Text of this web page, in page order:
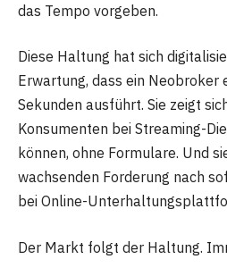
das Tempo vorgeben.
Diese Haltung hat sich
Erwartung, dass ein Neobroker
Sekunden ausführt. Sie zeigt
Konsumenten bei Streaming-
können, ohne Formulare. Und
wachsenden Forderung nach
bei Online-
Der Markt folgt der Haltung.